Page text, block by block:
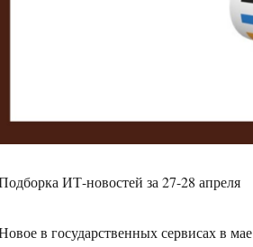
ИТ-новостей за 27-28 апреля
в государственных сервисах в мае